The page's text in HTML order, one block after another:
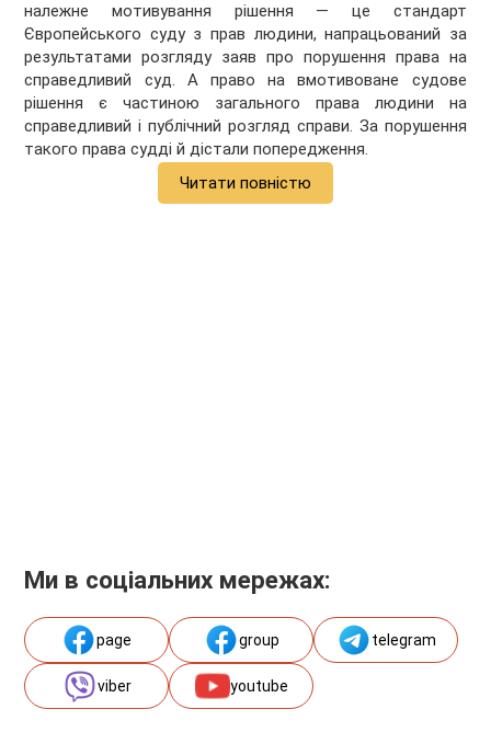
належне мотивування рішення — це стандарт
Європейського суду з прав людини, напрацьований за
результатами розгляду заяв про порушення права на
справедливий суд. А право на вмотивоване судове
рішення є частиною загального права людини на
справедливий і публічний розгляд справи. За порушення
такого права судді й дістали попередження.
Читати повністю
Ми в соціальних мережах:
page group telegram
viber youtube